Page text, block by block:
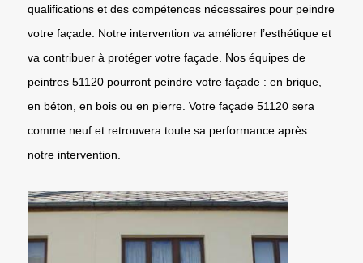
qualifications et des compétences nécessaires pour peindre
votre façade. Notre intervention va améliorer l’esthétique et
va contribuer à protéger votre façade. Nos équipes de
peintres 51120 pourront peindre votre façade : en brique,
en béton, en bois ou en pierre. Votre façade 51120 sera
comme neuf et retrouvera toute sa performance après
notre intervention.